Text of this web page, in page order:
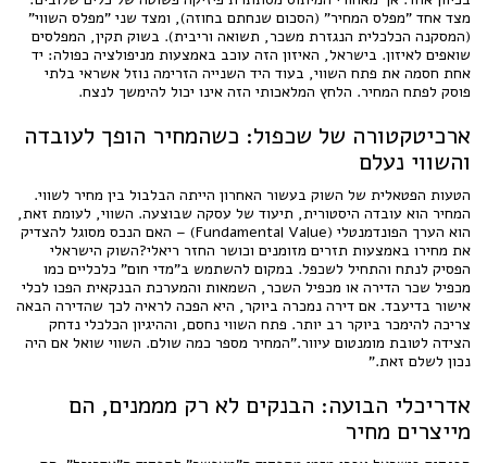
מצד אחד "מפלס המחיר" (הסכום שנחתם בחוזה), ומצד שני "מפלס השווי"
(המסקנה הכלכלית הנגזרת משכר, תשואה וריבית). בשוק תקין, המפלסים
שואפים לאיזון. בישראל, האיזון הזה עוכב באמצעות מניפולציה כפולה: יד
אחת חסמה את פתח השווי, בעוד היד השנייה הזרימה נוזל אשראי בלתי
פוסק לפתח המחיר. הלחץ המלאכותי הזה אינו יכול להימשך לנצח.
ארכיטקטורה של שכפול: כשהמחיר הופך לעובדה
והשווי נעלם
הטעות הפטאלית של השוק בעשור האחרון הייתה הבלבול בין מחיר לשווי.
המחיר הוא עובדה היסטורית, תיעוד של עסקה שבוצעה. השווי, לעומת זאת,
הוא הערך הפונדמנטלי (Fundamental Value) – האם הנכס מסוגל להצדיק
את מחירו באמצעות תזרים מזומנים וכושר החזר ריאלי?השוק הישראלי
הפסיק לנתח והתחיל לשכפל. במקום להשתמש ב"מדי חום" כלכליים כמו
מכפיל שכר הדירה או מכפיל השכר, השמאות והמערכת הבנקאית הפכו לכלי
אישור בדיעבד. אם דירה נמכרה ביוקר, היא הפכה לראיה לכך שהדירה הבאה
צריכה להימכר ביוקר רב יותר. פתח השווי נחסם, וההיגיון הכלכלי נדחק
הצידה לטובת מומנטום עיוור."המחיר מספר כמה שולם. השווי שואל אם היה
נכון לשלם זאת."
אדריכלי הבועה: הבנקים לא רק מממנים, הם
מייצרים מחיר